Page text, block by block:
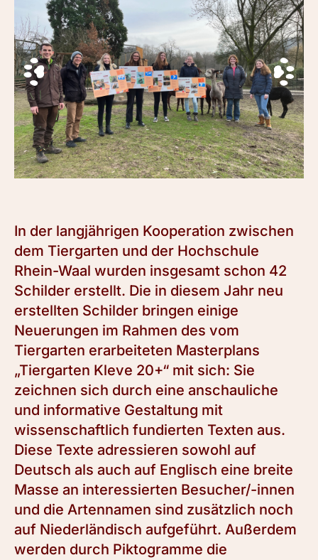
In der langjährigen Kooperation zwischen
dem Tiergarten und der Hochschule
Rhein-Waal wurden insgesamt schon 42
Schilder erstellt. Die in diesem Jahr neu
erstellten Schilder bringen einige
Neuerungen im Rahmen des vom
Tiergarten erarbeiteten Masterplans
„Tiergarten Kleve 20+“ mit sich: Sie
zeichnen sich durch eine anschauliche
und informative Gestaltung mit
wissenschaftlich fundierten Texten aus.
Diese Texte adressieren sowohl auf
Deutsch als auch auf Englisch eine breite
Masse an interessierten Besucher/-innen
und die Artennamen sind zusätzlich noch
auf Niederländisch aufgeführt. Außerdem
werden durch Piktogramme die